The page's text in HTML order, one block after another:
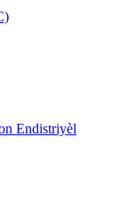
Endistriyèl